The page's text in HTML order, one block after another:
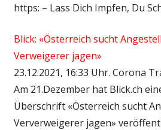
https: – Lass Dich Impfen, Du
Blick: «Österreich sucht
Verweigerer jagen»
23.12.2021, 16:33 Uhr. Corona
Am 21.Dezember hat Blick.ch
Überschrift «Österreich sucht
Ververweigerer jagen»